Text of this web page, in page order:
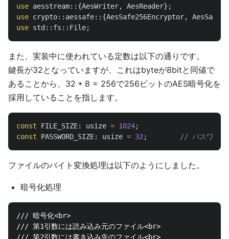
use aesstream::{AesWriter, AesReader};
use crypto:: aessafe::{AesSafe256Encryptor,
use std :: fs :: File;
また、実装中に使われている定数は以下の通りです。
鍵長が32となっていますが、これはbyteが8bitと同値で
あることから、32 * 8 = 256で256ビットのAES暗号化を
採用していることを指します。
const FILE_SIZE: usize = 1024;
const
PASSWORD_SIZE: usize = 32 ; // パスワード
ファイルのバイト変換処理は以下のようにしました。
暗号化処理
/// 暗号化<br>
/// 第1引数には読み込み元のファイル<br>
/// 第2引数には書き込み先のファイル<br>